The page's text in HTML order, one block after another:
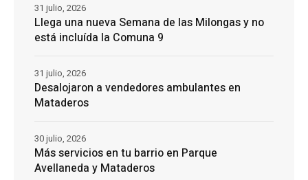
Llega una nueva Semana de las Milongas y no
está incluída la Comuna 9
31 julio, 2026
Desalojaron a vendedores ambulantes en
Mataderos
31 julio, 2026
Más servicios en tu barrio en Parque
Avellaneda y Mataderos
30 julio, 2026